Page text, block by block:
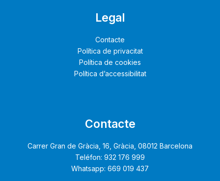
Legal
Contacte
Política de privacitat
Política de cookies
Política d’accessibilitat
Contacte
Carrer Gran de Gràcia, 16, Gràcia, 08012 Barcelona
Teléfon: 932 176 999
Whatsapp: 669 019 437